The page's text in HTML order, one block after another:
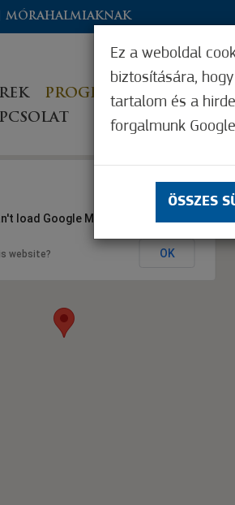
MÓRAHALMIAKNAK
PROGRAMOK ÍGY
load Google Maps correctly.
website? OK
Ez a weboldal
biztosítására,
tartalom és a
forgalmunk
ÖSSZES